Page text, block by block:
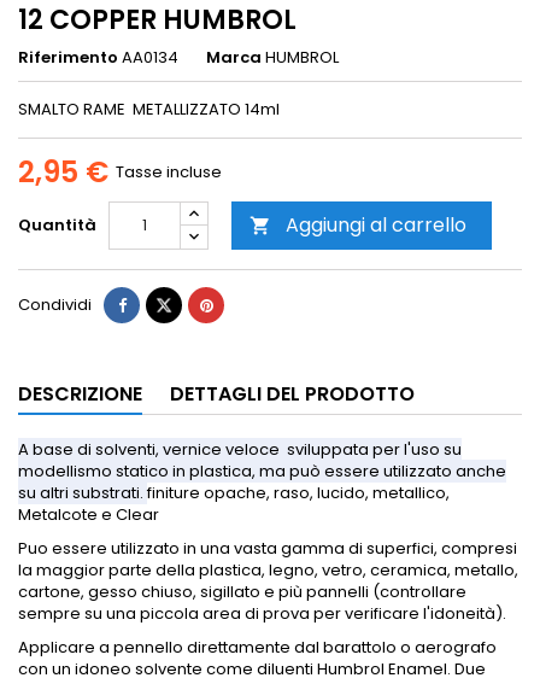
12 COPPER HUMBROL
Riferimento AA0134 Marca HUMBROL
SMALTO RAME METALLIZZATO 14ml
2,95 € Tasse incluse
Quantità  Aggiungi al carrello
Condividi
DESCRIZIONE DETTAGLI DEL PRODOTTO
A base di solventi, vernice veloce sviluppata per l'uso su
modellismo statico in plastica, ma può essere utilizzato anche
su altri substrati.finiture opache, raso, lucido, metallico,
Metalcote e Clear
Puo essere utilizzato in una vasta gamma di superfici, compresi
la maggior parte della plastica, legno, vetro, ceramica, metallo,
cartone, gesso chiuso, sigillato e più pannelli (controllare
sempre su una piccola area di prova per verificare l'idoneità).
Applicare a pennello direttamente dal barattolo o aerografo
con un idoneo solvente come diluenti Humbrol Enamel. Due